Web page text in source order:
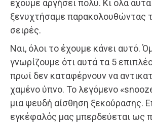
έχουμε αργήσει πολύ. Κι όλα
ξενυχτήσαμε παρακολουθώντας
σειρές.
Ναι, όλοι το έχουμε κάνει αυτό.
γνωρίζουμε ότι αυτά τα 5
πρωί δεν καταφέρνουν να
χαμένο ύπνο. Το λεγόμενο
μια ψευδή αίσθηση ξεκούρασης.
εγκέφαλός μας μπερδεύεται ως